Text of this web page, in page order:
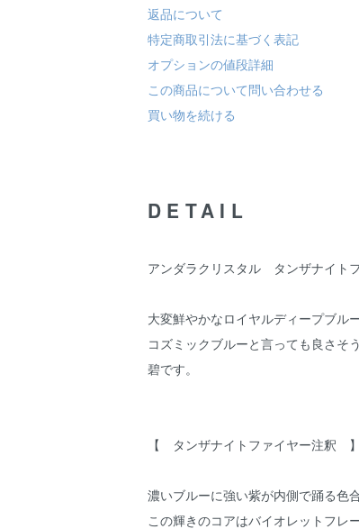
返品について
特定商取引法に基づく表記
オプションの値段詳細
この商品について問い合わせる
買い物を続ける
DETAIL
アンダラクリスタル タンザナイト
大変鮮やかなロイヤルディープブルー
コズミックブルーと言っても良さそ
碧です。
【 タンザナイトファイヤー注釈 】
濃いブルーに強い紫が内側で踊る色
この輝きのコアはバイオレットフレ